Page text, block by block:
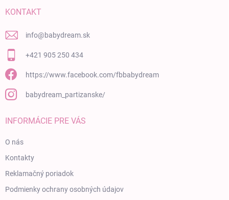
KONTAKT
info@babydream.sk
+421 905 250 434
https://www.facebook.com/fbbabydream
babydream_partizanske/
INFORMÁCIE PRE VÁS
O nás
Kontakty
Reklamačný poriadok
Podmienky ochrany osobných údajov